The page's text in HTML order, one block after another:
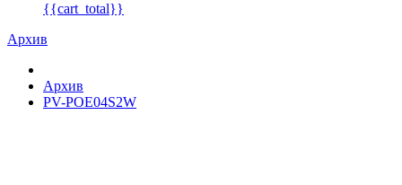
{{cart_total}}
Архив
Архив
PV-POE04S2W